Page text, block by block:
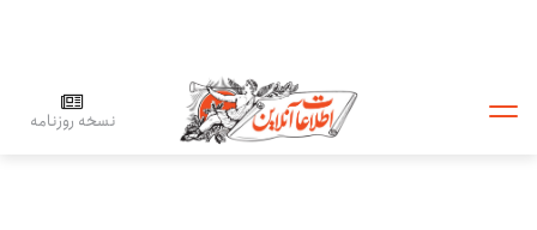
نسخه روزنامه